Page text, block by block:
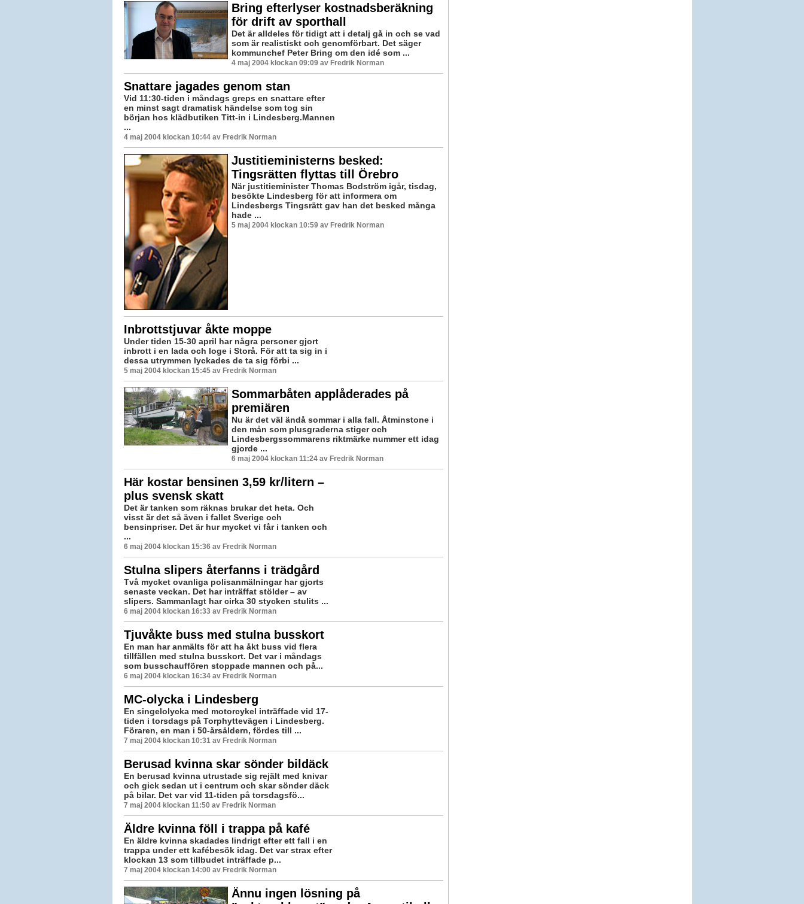
Bring efterlyser kostnadsberäkning
för drift av sporthall
Det är alldeles för tidigt att i detalj gå in och se vad
som är realistiskt och genomförbart. Det säger
kommunchef Peter Bring om den idé som ...
4 maj 2004 klockan 09:09 av Fredrik Norman
Snattare jagades genom stan
Vid 11:30-tiden i måndags greps en snattare efter
en minst sagt dramatisk händelse som tog sin
början hos klädbutiken Titt-in i Lindesberg.Mannen
...
4 maj 2004 klockan 10:44 av Fredrik Norman
Justitieministerns besked:
Tingsrätten flyttas till Örebro
När justitieminister Thomas Bodström igår, tisdag,
besökte Lindesberg för att informera om
Lindesbergs Tingsrätt gav han det besked många
hade ...
5 maj 2004 klockan 10:59 av Fredrik Norman
Inbrottstjuvar åkte moppe
Under tiden 15-30 april har några personer gjort
inbrott i en lada och loge i Storå. För att ta sig in i
dessa utrymmen lyckades de ta sig förbi ...
5 maj 2004 klockan 15:45 av Fredrik Norman
Sommarbåten applåderades på
premiären
Nu är det väl ändå sommar i alla fall. Åtminstone i
den mån som plusgraderna stiger och
Lindesbergssommarens riktmärke nummer ett idag
gjorde ...
6 maj 2004 klockan 11:24 av Fredrik Norman
Här kostar bensinen 3,59 kr/litern –
plus svensk skatt
Det är tanken som räknas brukar det heta. Och
visst är det så även i fallet Sverige och
bensinpriser. Det är hur mycket vi får i tanken och
...
6 maj 2004 klockan 15:36 av Fredrik Norman
Stulna slipers återfanns i trädgård
Två mycket ovanliga polisanmälningar har gjorts
senaste veckan. Det har inträffat stölder – av
slipers. Sammanlagt har cirka 30 stycken stulits ...
6 maj 2004 klockan 16:33 av Fredrik Norman
Tjuvåkte buss med stulna busskort
En man har anmälts för att ha åkt buss vid flera
tillfällen med stulna busskort. Det var i måndags
som busschauffören stoppade mannen och på...
6 maj 2004 klockan 16:34 av Fredrik Norman
MC-olycka i Lindesberg
En singelolycka med motorcykel inträffade vid 17-
tiden i torsdags på Torphyttevägen i Lindesberg.
Föraren, en man i 50-årsåldern, fördes till ...
7 maj 2004 klockan 10:31 av Fredrik Norman
Berusad kvinna skar sönder bildäck
En berusad kvinna utrustade sig rejält med knivar
och gick sedan ut i centrum och skar sönder däck
på bilar. Det var vid 11-tiden på torsdagsfö...
7 maj 2004 klockan 11:50 av Fredrik Norman
Äldre kvinna föll i trappa på kafé
En äldre kvinna skadades lindrigt efter ett fall i en
trappa under ett kafébesök idag. Det var strax efter
klockan 13 som tillbudet inträffade p...
7 maj 2004 klockan 14:00 av Fredrik Norman
Ännu ingen lösning på